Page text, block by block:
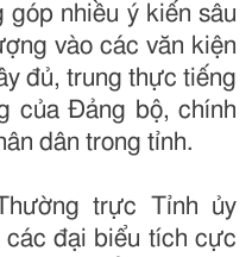
góp nhiều ý kiến sâu
vào các văn kiện
đủ, trung thực tiếng
của Đảng bộ, chính
dân trong tỉnh.
trực Tỉnh ủy
các đại biểu tích cực